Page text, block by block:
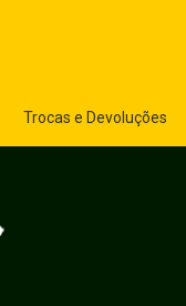
Trocas e Devoluções